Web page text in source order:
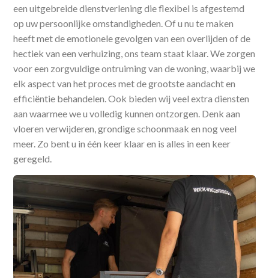
een uitgebreide dienstverlening die flexibel is afgestemd
op uw persoonlijke omstandigheden. Of u nu te maken
heeft met de emotionele gevolgen van een overlijden of de
hectiek van een verhuizing, ons team staat klaar. We zorgen
voor een zorgvuldige ontruiming van de woning, waarbij we
elk aspect van het proces met de grootste aandacht en
efficiëntie behandelen. Ook bieden wij veel extra diensten
aan waarmee we u volledig kunnen ontzorgen. Denk aan
vloeren verwijderen, grondige schoonmaak en nog veel
meer. Zo bent u in één keer klaar en is alles in een keer
geregeld.